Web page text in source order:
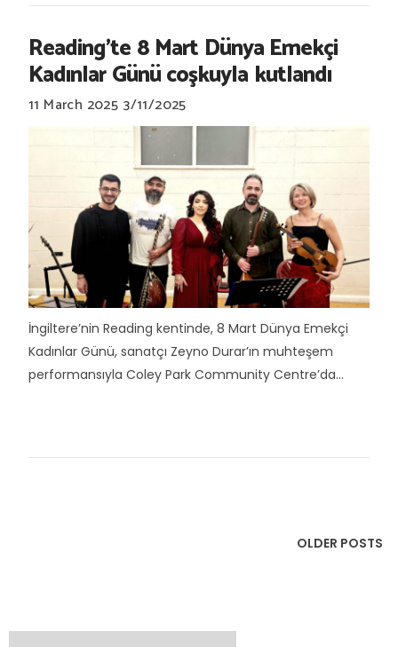
Reading'te 8 Mart Dünya Emekçi
Kadınlar Günü coşkuyla kutlandı
11 March 2025 3/11/2025
İngiltere’nin Reading kentinde, 8 Mart Dünya Emekçi
Kadınlar Günü, sanatçı Zeyno Durar’ın muhteşem
performansıyla Coley Park Community Centre’da...
OLDER POSTS